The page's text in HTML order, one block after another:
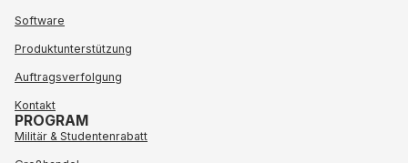
Software
Produktunterstützung
Auftragsverfolgung
Kontakt
PROGRAM
Militär & Studentenrabatt